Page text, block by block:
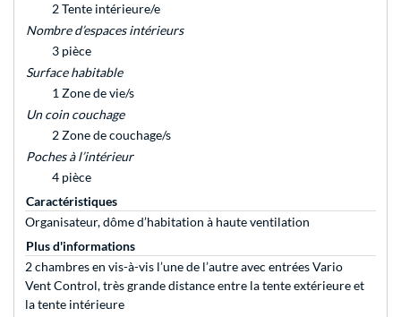
2 Tente intérieure/e
Nombre d’espaces intérieurs
3 pièce
Surface habitable
1 Zone de vie/s
Un coin couchage
2 Zone de couchage/s
Poches à l’intérieur
4 pièce
Caractéristiques
Organisateur, dôme d’habitation à haute ventilation
Plus d'informations
2 chambres en vis-à-vis l’une de l’autre avec entrées Vario
Vent Control, très grande distance entre la tente extérieure et
la tente intérieure